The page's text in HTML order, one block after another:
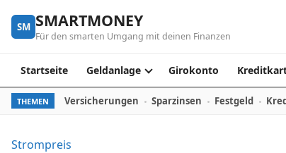
SM SMARTMONEY
Für den smarten Umgang mit deinen Finanzen
Startseite Geldanlage Girokonto
THEMEN Versicherungen Sparzinsen Festgeld
Strompreis